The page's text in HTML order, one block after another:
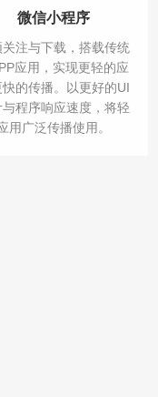
微信小程序
注与下载，搭载传统
应用，实现更轻的应
的传播。以更好的UI
程序响应速度，将轻
用广泛传播使用。